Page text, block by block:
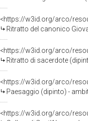
<https://w3id.org/arco/
Ritratto del canonico
<https://w3id.org/arco/
Ritratto di sacerdote
<https://w3id.org/arco/
Paesaggio (dipinto) -
<https://w3id.org/arco/